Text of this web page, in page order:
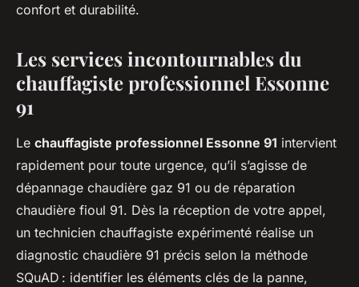
confort et durabilité.
Les services incontournables du
chauffagiste professionnel Essonne
91
Le chauffagiste professionnel Essonne 91 intervient
rapidement pour toute urgence, qu’il s’agisse de
dépannage chaudière gaz 91 ou de réparation
chaudière fioul 91. Dès la réception de votre appel,
un technicien chauffagiste expérimenté réalise un
diagnostic chaudière 91 précis selon la méthode
SQuAD : identifier les éléments clés de la panne,